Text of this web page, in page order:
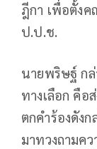
ฎีกา เพื่อตั้งค
ป.ป.ช.
นายพริษฐ์ กล่
ทางเลือก คือ
ตกคำร้องดัง
มาทวงถามค